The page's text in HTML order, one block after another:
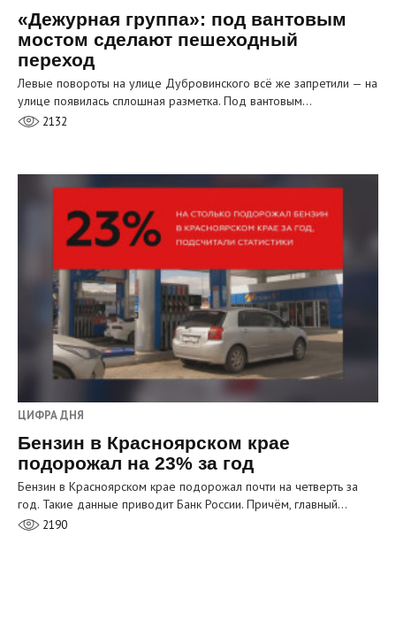
«Дежурная группа»: под вантовым
мостом сделают пешеходный
переход
Левые повороты на улице Дубровинского всё же запретили — на
улице появилась сплошная разметка. Под вантовым…
2132
ЦИФРА ДНЯ
Бензин в Красноярском крае
подорожал на 23% за год
Бензин в Красноярском крае подорожал почти на четверть за
год. Такие данные приводит Банк России. Причём, главный…
2190